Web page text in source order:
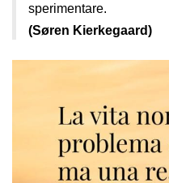
sperimentare.
(Søren Kierkegaard)